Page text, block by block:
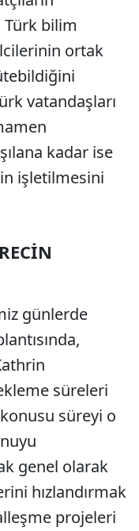
bilim
ortak
vatandaşları
kadar ise
işletilmesini
günlerde
süreleri
süreyi o
genel olarak
hızlandırmak
projeleri